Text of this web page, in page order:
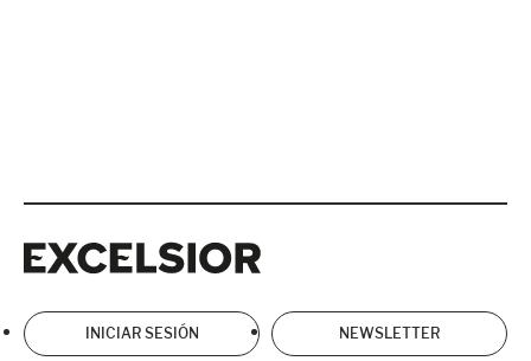
INICIAR SESIÓN NEWSLETTER